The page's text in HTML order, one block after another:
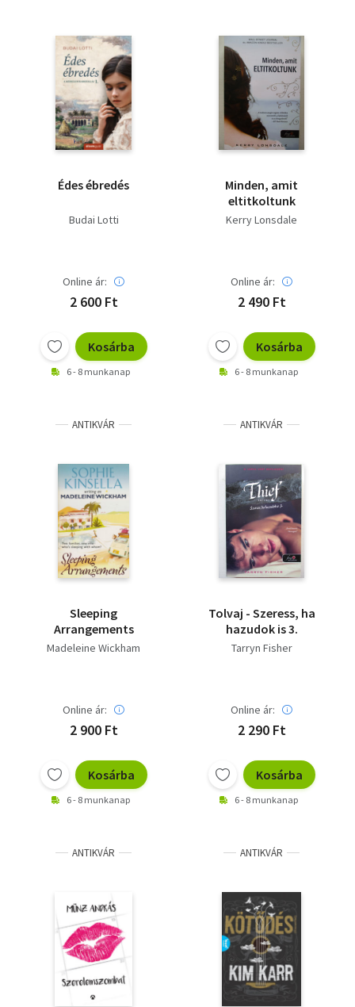
Édes ébredés
Budai Lotti
Online ár:
2 600 Ft
Kosárba
6 - 8 munkanap
Minden, amit
eltitkoltunk
Kerry Lonsdale
Online ár:
2 490 Ft
Kosárba
6 - 8 munkanap
ANTIKVÁR
Sleeping
Arrangements
Madeleine Wickham
Online ár:
2 900 Ft
Kosárba
6 - 8 munkanap
ANTIKVÁR
Tolvaj - Szeress, ha
hazudok is 3.
Tarryn Fisher
Online ár:
2 290 Ft
Kosárba
6 - 8 munkanap
ANTIKVÁR ANTIKVÁR